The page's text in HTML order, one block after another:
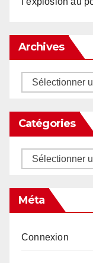
Archives
Archives
Catégories
Catégories
Méta
Connexion